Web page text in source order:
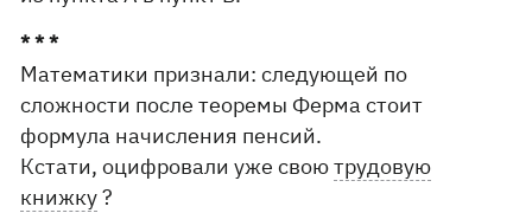
* * *
Математики признали: следующей по
сложности после теоремы Ферма стоит
формула начисления пенсий.
Кстати, оцифровали уже своютрудовую
книжку?